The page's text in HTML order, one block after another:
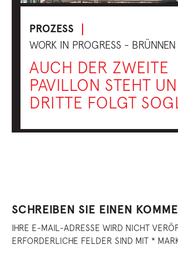
PROZESS
WORK IN PROGRESS - BRÜNNEN
AUCH DER ZWEITE
PAVILLON STEHT
DRITTE FOLGT
SCHREIBEN SIE EINEN
IHRE E-MAIL-ADRESSE WIRD NICHT
ERFORDERLICHE FELDER SIND MIT *